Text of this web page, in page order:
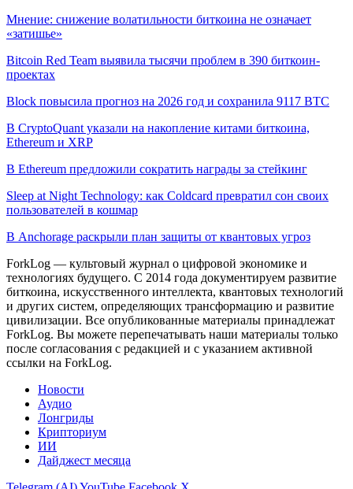
Мнение: снижение волатильности биткоина не означает
«затишье»
Bitcoin Red Team выявила тысячи проблем в 390 биткоин-
проектах
Block повысила прогноз на 2026 год и сохранила 9117 BTC
В CryptoQuant указали на накопление китами биткоина,
Ethereum и XRP
В Ethereum предложили сократить награды за стейкинг
Sleep at Night Technology: как Coldcard превратил сон своих
пользователей в кошмар
В Anchorage раскрыли план защиты от квантовых угроз
ForkLog — культовый журнал о цифровой экономике и
технологиях будущего. С 2014 года документируем развитие
биткоина, искусственного интеллекта, квантовых технологий
и других систем, определяющих трансформацию и развитие
цивилизации. Все опубликованные материалы принадлежат
ForkLog. Вы можете перепечатывать наши материалы только
после согласования с редакцией и с указанием активной
ссылки на ForkLog.
Новости
Аудио
Лонгриды
Крипториум
ИИ
Дайджест месяца